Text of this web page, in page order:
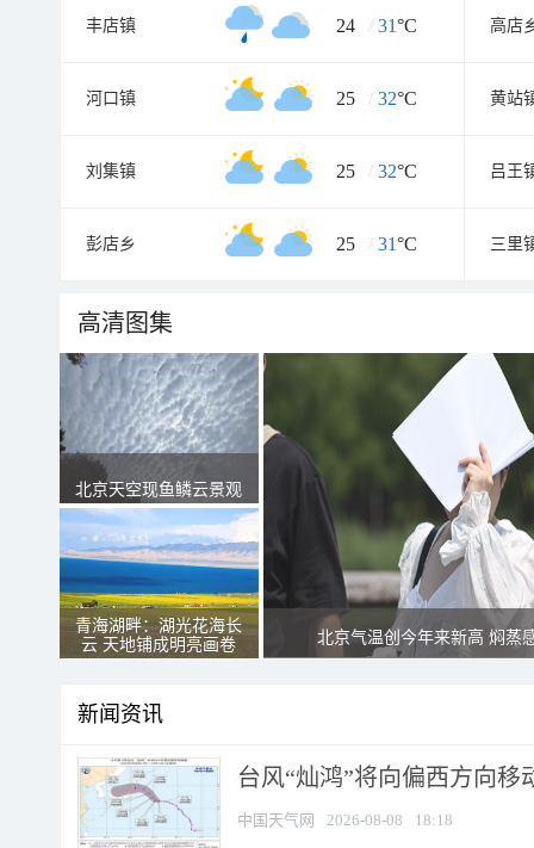
丰店镇 24 / 31°C 高店
河口镇 25 / 32°C 黄站
刘集镇 25 / 32°C 吕王
彭店乡 25 / 31°C 三里
高清图集
北京天空现鱼鳞云景观
青海湖畔：湖光花海长
云 天地铺成明亮画卷
北京气温创今年来新高 焖蒸
新闻资讯
台风“灿鸿”将向偏西方向移
中国天气网 2026-08-08 18:18